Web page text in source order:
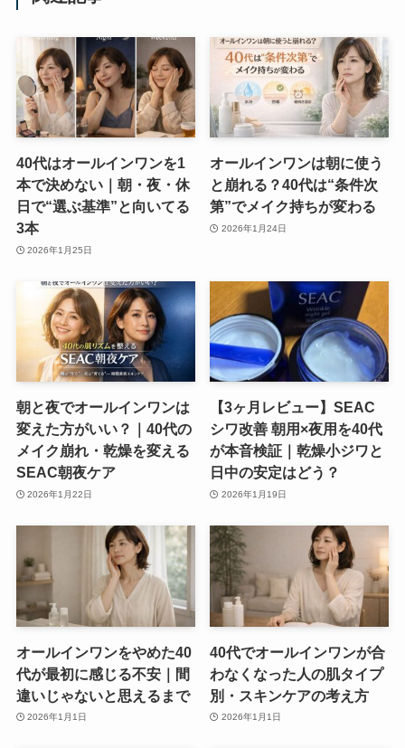
40代はオールインワンを1
本で決めない｜朝・夜・休
日で“選ぶ基準”と向いてる
3本
2026年1月25日
オールインワンは朝に使う
と崩れる？40代は“条件次
第”でメイク持ちが変わる
2026年1月24日
朝と夜でオールインワンは
変えた方がいい？｜40代の
メイク崩れ・乾燥を変える
SEAC朝夜ケア
2026年1月22日
【3ヶ月レビュー】SEAC
シワ改善 朝用×夜用を40代
が本音検証｜乾燥小ジワと
日中の安定はどう？
2026年1月19日
オールインワンをやめた40
代が最初に感じる不安｜間
違いじゃないと思えるまで
2026年1月1日
40代でオールインワンが合
わなくなった人の肌タイプ
別・スキンケアの考え方
2026年1月1日